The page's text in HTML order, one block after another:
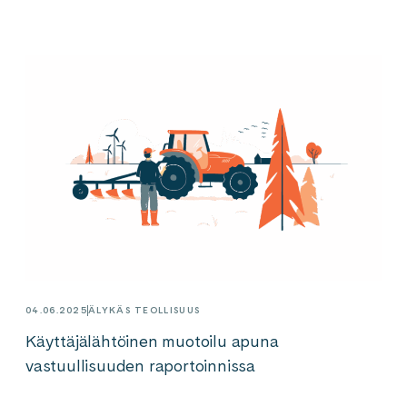
04.06.2025ÄLYKÄS TEOLLISUUS
Käyttäjälähtöinen muotoilu apuna
vastuullisuuden raportoinnissa